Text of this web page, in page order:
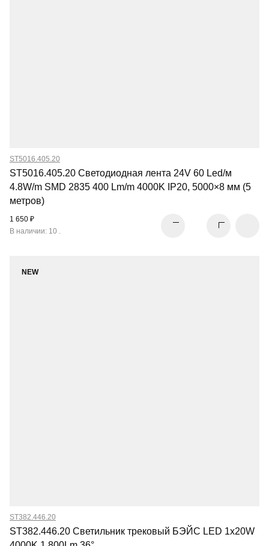
ST5016.405.20
ST5016.405.20 Светодиодная лента 24V 60 Led/м
4.8W/m SMD 2835 400 Lm/m 4000K IP20, 5000×8 мм (5
метров)
1 650 ₽
В наличии: 10 .
NEW
ST382.446.20
ST382.446.20 Светильник трековый БЭЙС LED 1x20W